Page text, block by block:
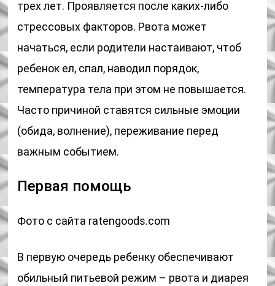
трех лет. Проявляется после каких-либо
стрессовых факторов. Рвота может
начаться, если родители настаивают, чтоб
ребенок ел, спал, наводил порядок,
температура тела при этом не повышается.
Часто причиной ставятся сильные эмоции
(обида, волнение), переживание перед
важным событием.
Первая помощь
Фото с сайта ratengoods.com
В первую очередь ребенку обеспечивают
обильный питьевой режим – рвота и диарея